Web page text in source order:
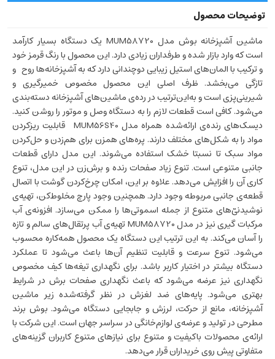
ماشین آشپزخانه بوش مدل MUM58720 یک دستگاه بسیار کارآمد
است که وارد بازار شده و طرفداران زیادی دارد. این محصول با رنگ قرمز خود
و ترکیب با المان‌های استیل زیبایی دوچندانی دارد که به آشپزخانه‌ها روح و
تازگی می‌بخشد. ظرف اصلی این محصول مخصوص خمیرگیری و
شیرینی‌پزی است و به‌این‌ترتیب در رده‌ی ماشین‌های آشپزخانه دسته‌بندی
می‌شود. کافی است قطعات لازم را به دستگاه وصل و موتور را روشن کنید.
دیسک‌های رنده‌ی ارائه‌شده همراه مدل MUM56S40 قابلیت ریزکردن
مواد را به شکل‌های مختلف دارند. پره‌های همزن برای هم‌زدن و حل‌کردن
مواد سبک تا نسبتا خشک استفاده می‌شوند. این مدل دارای قطعات
جانبی متنوعی است. تنوع زیاد صفحات رنده و برش‌زن در این مدل، تنوع
کاری آن را افزایش می‌دهد. علاوه بر این، امکان چرخ‌کردن گوشت با اتصال
قطعه‌ی جانبی مربوطه وجود دارد. همچنین وجود پارچ مخلوط‌کن، تهیه‌ی
نوشیدنی‌ّهای متنوع از جمله اسموتی‌ها را ممکن می‌سازد. افزونه‌ی آب
مرکبات گیری نیز در مدل MUM58720 تهیه‌ی آب پرتقال‌های سالم و تازه
را آسان می‌کند. به این ترتیب این دستگاه یک محصول همه‌کاره محسوب
می‌شود. تنوع سرعت و قابلیت تنظیم آن‌ها باعث می‌شود تا عملکرد
دستگاه بیشتر در اختیار کاربر باشد. برای نگهداری تیغه‌ها کیف مخصوص
نگهداری نیز عرضه می‌شود که باعث نگهداری صفحات برش در شرایط
بهتری می‌شود. پایه‌های ضد لغزش در نظر گرفته‌شده زیر ماشین
آشپزخانه، مانع از حرکت، لرزش و جابجایی دستگاه می‌شود. بوش برند
مطرحی در تولید و عرضه‌ی لوازم‌خانگی در سراسر جهان است. این شرکت با
ارائه‌ی محصولات باکیفیت و متنوع برای نیازهای متنوع کاربران گزینه‌های
متفاوتی پیش روی خریداران قرار می‌دهد.